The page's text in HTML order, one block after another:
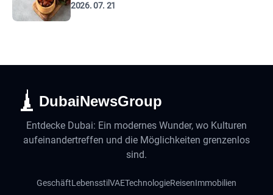
2026. 07. 21
DubaiNewsGroup
Entdecke Dubai: Ein modernes Wunder, wo Kulturen
aufeinandertreffen und die Möglichkeiten grenzenlos
sind.
GeschäftLebensstilVAETechnologieReisenImmobilien